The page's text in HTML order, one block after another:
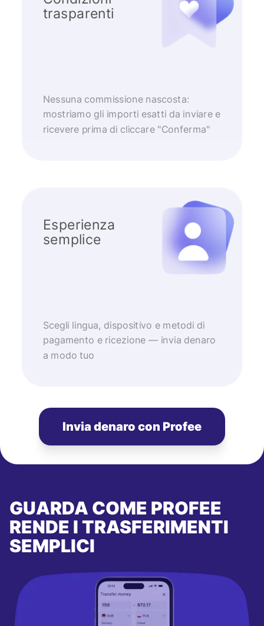
trasparenti
Nessuna commissione nascosta:
mostriamo gli importi esatti da inviare e
ricevere prima di cliccare "Conferma"
Esperienza
semplice
Scegli lingua, dispositivo e metodi di
pagamento e ricezione — invia denaro
a modo tuo
Invia denaro con Profee
GUARDA COME PROFEE
RENDE I TRASFERIMENTI
SEMPLICI